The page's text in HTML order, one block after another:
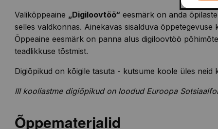
Valikõppeaine „Digiloovtöö“ eesmärk on anda
selles valdkonnas. Ainekavas sisalduva
Õppeaine eesmärk on panna alus digiloovtöö
teadlikkuse tõstmist.
Digiõpikud on kõigile tasuta - kutsume koole üles neid
III kooliastme digiõpikud on loodud Euroopa
Õppematerjalid